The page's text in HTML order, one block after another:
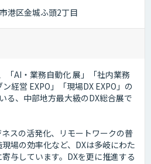
港区金城ふ頭2丁目
「AI・業務自動化 展」「社内業務
経営 EXPO」「現場DX EXPO」の
る、中部地方最大級のDX総合展で
スの活発化、リモートワークの普
場の効率化など、DXは多岐にわた
与しています。DXを更に推進する